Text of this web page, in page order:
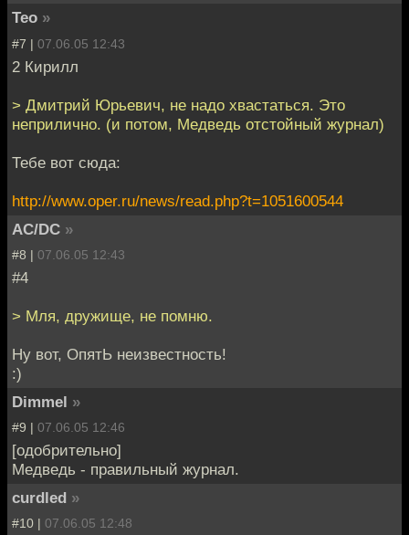
Teo »
#7 | 07.06.05 12:43
2 Кирилл
> Дмитрий Юрьевич, не надо хвастаться. Это
неприлично. (и потом, Медведь отстойный журнал)
Тебе вот сюда:
http://www.oper.ru/news/read.php?t=1051600544
AC/DC »
#8 | 07.06.05 12:43
#4
> Мля, дружище, не помню.
Ну вот, ОпятЬ неизвестность!
:)
Dimmel »
#9 | 07.06.05 12:46
[одобрительно]
Медведь - правильный журнал.
curdled »
#10 | 07.06.05 12:48